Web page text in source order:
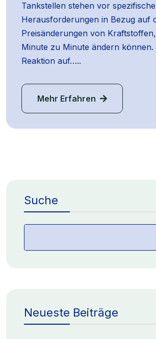
Tankstellen stehen vor
Herausforderungen in Bezug auf
Preisänderungen von
Minute zu Minute ändern können.
Reaktion auf…..
Mehr Erfahren
Suche
Neueste Beiträge